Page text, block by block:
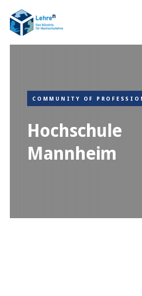
COMMUNITY OF
Hochschule
Mannheim